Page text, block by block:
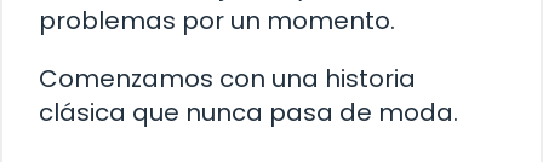
problemas por un momento.
Comenzamos con una historia
clásica que nunca pasa de moda.